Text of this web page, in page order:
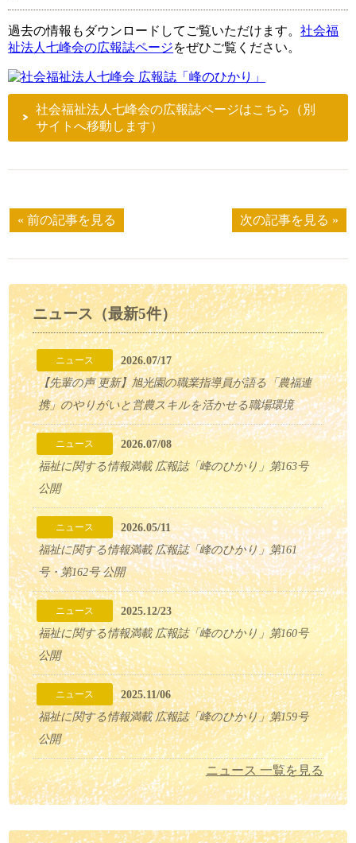
過去の情報もダウンロードしてご覧いただけます。社会福
祉法人七峰会の広報誌ページをぜひご覧ください。
社会福祉法人七峰会の広報誌ページはこちら（別
サイトへ移動します）
« 前の記事を見る 次の記事を見る »
ニュース（最新5件）
ニュース
2026.07/17
【先輩の声 更新】旭光園の職業指導員が語る「農福連
携」のやりがいと営農スキルを活かせる職場環境
ニュース
2026.07/08
福祉に関する情報満載 広報誌「峰のひかり」第163号
公開
ニュース
2026.05/11
福祉に関する情報満載 広報誌「峰のひかり」第161
号・第162号 公開
ニュース
2025.12/23
福祉に関する情報満載 広報誌「峰のひかり」第160号
公開
ニュース
2025.11/06
福祉に関する情報満載 広報誌「峰のひかり」第159号
公開
ニュース 一覧を見る